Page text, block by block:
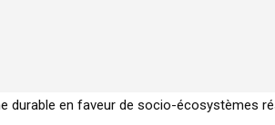
durable en faveur de socio-écosystèmes
un modèle économique régénératif du